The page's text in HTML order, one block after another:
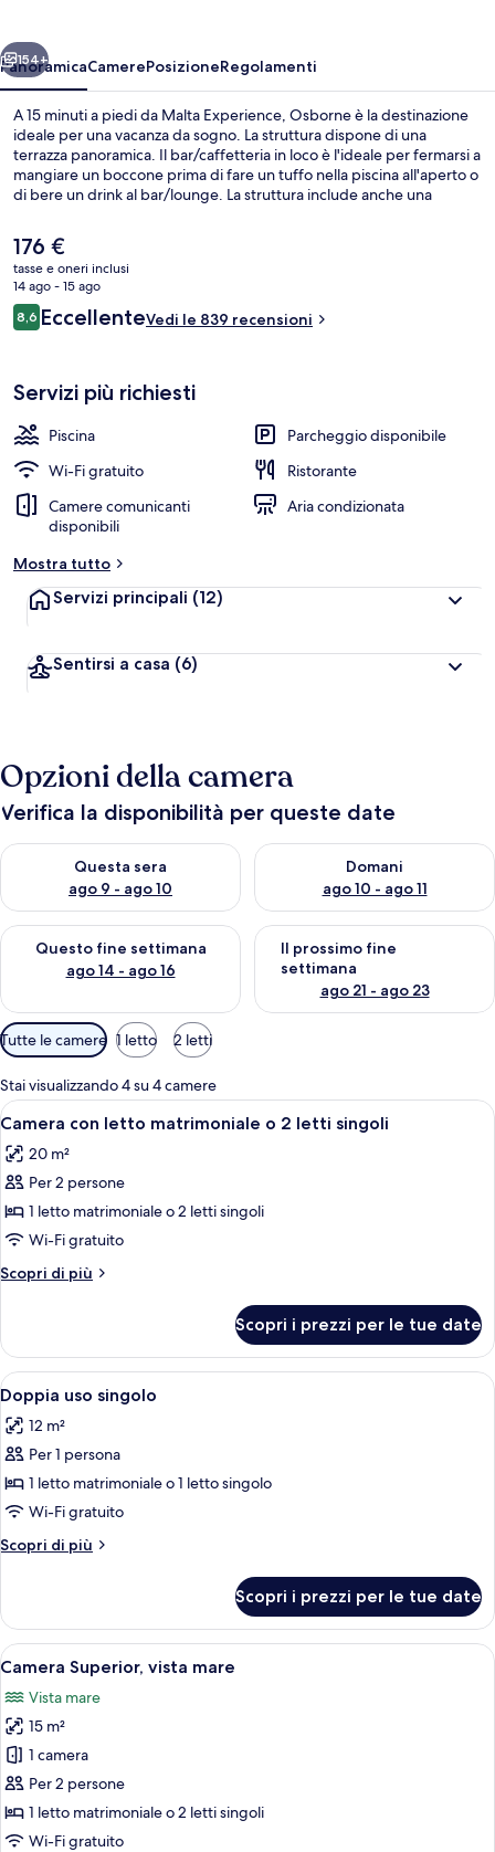
Avanti
154+
PanoramicaCamerePosizioneRegolamenti
A 15 minuti a piedi da Malta Experience, Osborne è la destinazione
ideale per una vacanza da sogno. La struttura dispone di una
terrazza panoramica. Il bar/caffetteria in loco è l'ideale per fermarsi a
mangiare un boccone prima di fare un tuffo nella piscina all'aperto o
di bere un drink al bar/lounge. La struttura include anche una
Il
prezzo
attuale
è
176 €
176 €
tasse e oneri inclusi
14 ago - 15 ago
Recensioni
8,68,6 su 10
EccellenteVedi le 839 recensioni
Servizi più richiesti
Piscina
Parcheggio disponibile
Wi-Fi gratuito
Ristorante
Camere comunicanti
disponibili
Aria condizionata
Mostra tutto
Servizi principali (12)
Sentirsi a casa (6)
Opzioni della camera
Verifica la disponibilità per queste date
Questa sera
ago 9 - ago 10
Verifica la disponibilità per questa sera, ago 9 - ago 10
Domani
ago 10 - ago 11
Verifica la disponibilità per
Questo fine settimana
ago 14 - ago 16
Verifica la disponibilità per questo fine settimana, ago 14 -
Il prossimo fine
settimana
ago 21 - ago 23
Verifica la disponibilità per il
Filtri
disponibili
per
le
camere
Tutte le camere 1 letto 2 letti
Stai visualizzando 4 su 4 camere
Apri
tutte
le
foto
per
Camera
con
letto
o
letti
singoli
Una camera d'albergo moderna con
50
Camera con letto matrimoniale o 2 letti singoli
20 m²
Per 2 persone
1 letto matrimoniale o 2 letti singoli
Wi-Fi gratuito
Scopri di più
Altri
con
letto
matrimoniale
2
letti
Scopri i prezzi per le tue date
Apri
tutte
le
foto
per
Doppia
uso
singolo
Minibar, cassaforte in camera, una
9
Doppia uso singolo
12 m²
Per 1 persona
1 letto matrimoniale o 1 letto singolo
Wi-Fi gratuito
Scopri di più
Altri
uso
singolo
Scopri i prezzi per le tue date
Apri
tutte
le
foto
per
Camera
Superior,
vista
Camera d'albergo con due letti, una
28
Camera Superior, vista mare
Vista mare
15 m²
1 camera
Per 2 persone
1 letto matrimoniale o 2 letti singoli
Wi-Fi gratuito